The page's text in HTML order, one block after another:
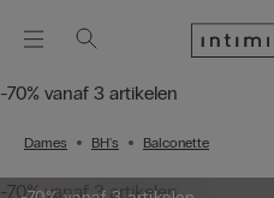
-70% vanaf 3 artikelen
Dames BH's Balconette
-70% vanaf 3 artikelen